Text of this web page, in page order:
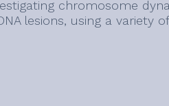
chromosome
lesions, using a variety